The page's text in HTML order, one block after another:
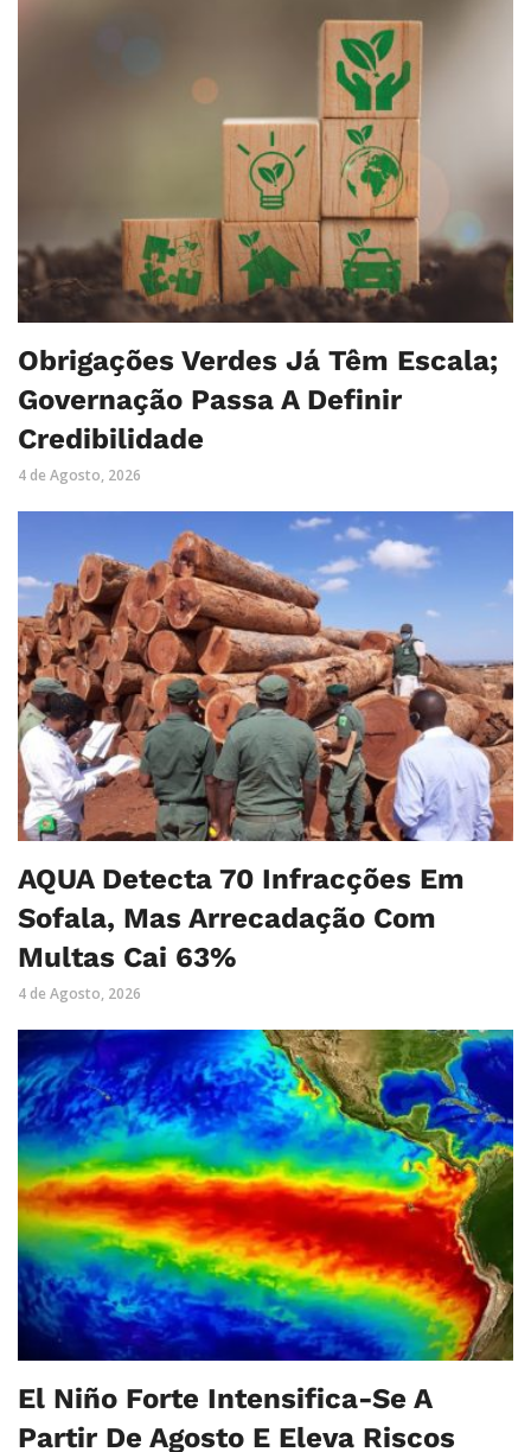
Obrigações Verdes Já Têm Escala;
Governação Passa A Definir
Credibilidade
4 de Agosto, 2026
AQUA Detecta 70 Infracções Em
Sofala, Mas Arrecadação Com
Multas Cai 63%
4 de Agosto, 2026
El Niño Forte Intensifica-Se A
Partir De Agosto E Eleva Riscos